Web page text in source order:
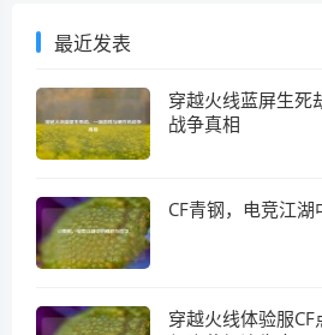
最近发表
穿越火线蓝屏生死
战争真相
CF青钢，电竞江
穿越火线体验服